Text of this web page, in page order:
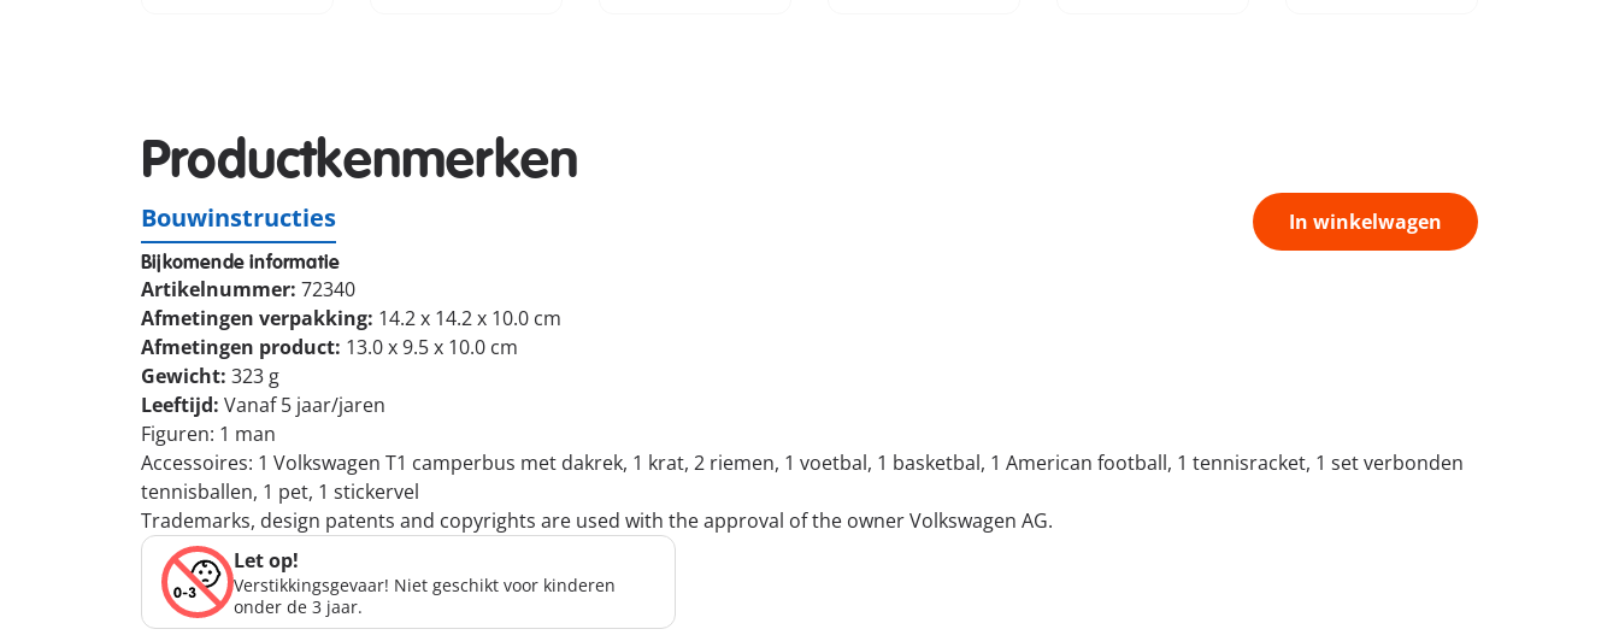
Productkenmerken
In winkelwagen
Bouwinstructies
Bijkomende informatie
Artikelnummer: 72340
Afmetingen verpakking: 14.2 x 14.2 x 10.0 cm
Afmetingen product: 13.0 x 9.5 x 10.0 cm
Gewicht: 323 g
Leeftijd: Vanaf 5 jaar/jaren
Figuren: 1 man
Accessoires: 1 Volkswagen T1 camperbus met dakrek, 1 krat, 2 riemen, 1 voetbal, 1 basketbal, 1 American football, 1 tennisracket, 1 set verbonden
tennisballen, 1 pet, 1 stickervel
Trademarks, design patents and copyrights are used with the approval of the owner Volkswagen AG.
Let op!
Verstikkingsgevaar! Niet geschikt voor kinderen
onder de 3 jaar.